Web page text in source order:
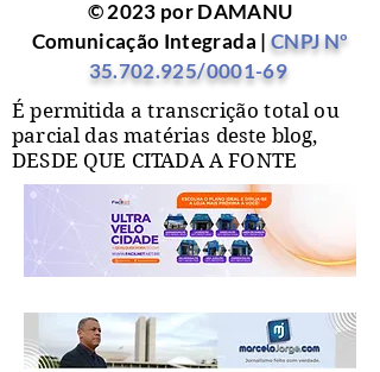
© 2023 por DAMANU
Comunicação Integrada | CNPJ Nº
35.702.925/0001-69
É permitida a transcrição total ou
parcial das matérias deste blog,
DESDE QUE CITADA A FONTE